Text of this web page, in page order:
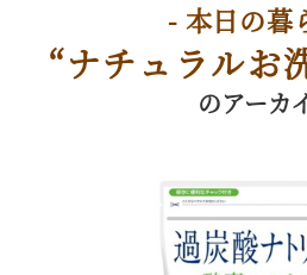
本日の暮
“ナチュラルお
のアーカ